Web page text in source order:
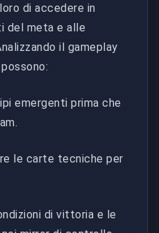
di accedere in
del meta e alle
il gameplay
emergenti prima che
le carte tecniche per
di vittoria e le